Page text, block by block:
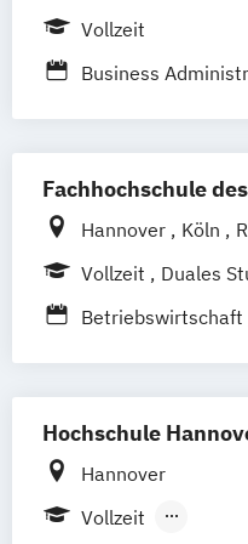
Mgmt. mit
Mgmt. mit
Management
Vollzeit
Business
Fachhochschule
Hannover Köln
Bielefeld
Berlin
Vollzeit
Duales
Betriebswirtschaft
Hochschule
Hannover
Vollzeit